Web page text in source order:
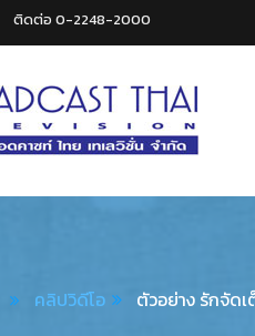
ติดต่อ 0-2248-2000
คลิปวิดีโอ ตัวอย่าง รักจัด